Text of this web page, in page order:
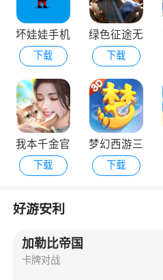
坏娃娃手机
版
下载
绿色征途无
限元宝版
下载
我本千金官
方版
下载
梦幻西游三
维版
下载
好游安利
加勒比帝国
卡牌对战